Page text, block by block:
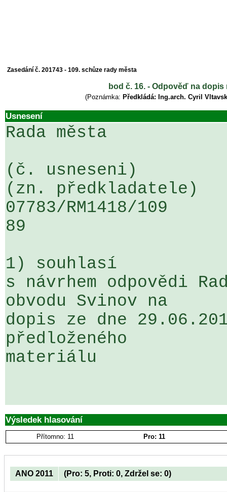
Zasedání č. 201743 - 109. schůze rady města
bod č. 16. - Odpověď na
(Poznámka: Předkládá: Ing.arch. Cyril
Usnesení
Rada města
(č. usneseni)
(zn. předkladatele)
07783/RM1418/
89
1) souhlasí
s návrhem odpovědi
obvodu Svinov na
dopis ze dne
předloženého
materiálu
Výsledek hlasování
Přítomno: 11 Pro: 11
ANO 2011 (Pro: 5, Proti: 0, Zdržel se: 0)